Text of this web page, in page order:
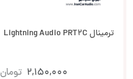
ترمینال Lightning Audio PRT2C
2,150,000 تومان